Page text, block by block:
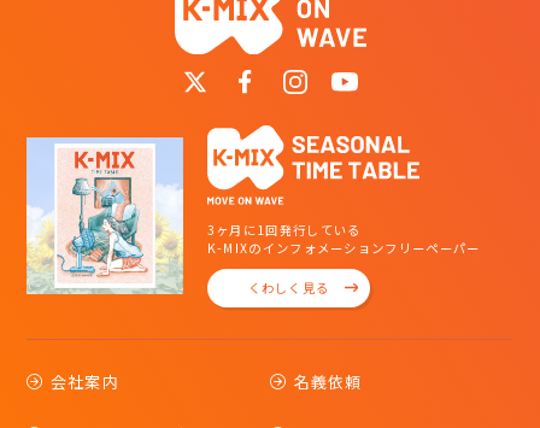
3ヶ月に1回発行している
K-MIXのインフォメーションフリーペーパー
くわしく見る
会社案内 名義依頼